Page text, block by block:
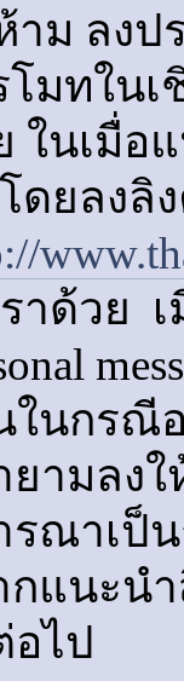
าม ลง
โมทในเ
ในเมื่อ
โดยลงลิ
ราด้วย
ในกรณี
ยามลงใ
รณาเป็
กแนะน
อไป